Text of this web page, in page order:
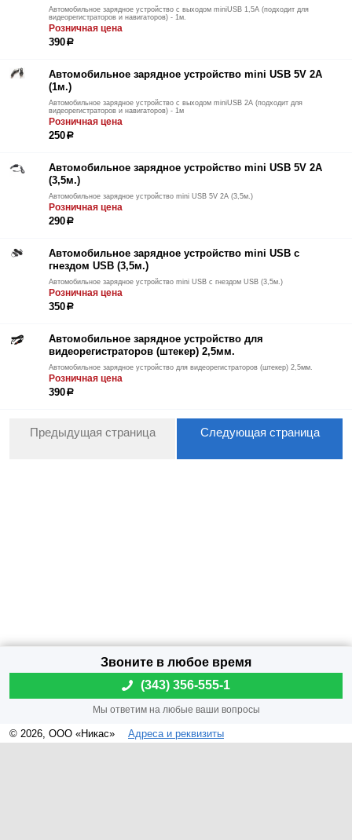
Автомобильное зарядное устройство с выходом miniUSB 1,5А (подходит для
видеорегистраторов и навигаторов) - 1м.
Розничная цена
390р
Автомобильное зарядное устройство mini USB 5V 2A
(1м.)
Автомобильное зарядное устройство с выходом miniUSB 2А (подходит для
видеорегистраторов и навигаторов) - 1м
Розничная цена
250р
Автомобильное зарядное устройство mini USB 5V 2A
(3,5м.)
Автомобильное зарядное устройство mini USB 5V 2A (3,5м.)
Розничная цена
290р
Автомобильное зарядное устройство mini USB с
гнездом USB (3,5м.)
Автомобильное зарядное устройство mini USB с гнездом USB (3,5м.)
Розничная цена
350р
Автомобильное зарядное устройство для
видеорегистраторов (штекер) 2,5мм.
Автомобильное зарядное устройство для видеорегистраторов (штекер) 2,5мм.
Розничная цена
390р
Предыдущая страница Следующая страница
© 2026, ООО «Никас» Адреса и реквизиты
(343) 356-555-1